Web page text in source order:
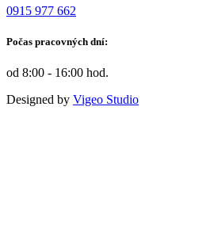
0915 977 662
Počas pracovných dní:
od 8:00 - 16:00 hod.
Designed by Vigeo Studio